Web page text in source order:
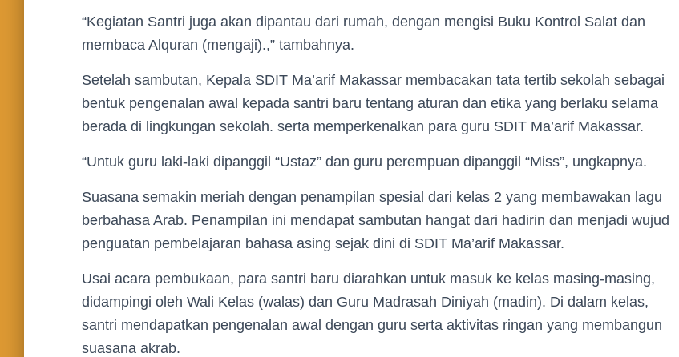
“Kegiatan Santri juga akan dipantau dari rumah, dengan mengisi Buku Kontrol Salat dan
membaca Alquran (mengaji).,” tambahnya.
Setelah sambutan, Kepala SDIT Ma’arif Makassar membacakan tata tertib sekolah sebagai
bentuk pengenalan awal kepada santri baru tentang aturan dan etika yang berlaku selama
berada di lingkungan sekolah. serta memperkenalkan para guru SDIT Ma’arif Makassar.
“Untuk guru laki-laki dipanggil “Ustaz” dan guru perempuan dipanggil “Miss”, ungkapnya.
Suasana semakin meriah dengan penampilan spesial dari kelas 2 yang membawakan lagu
berbahasa Arab. Penampilan ini mendapat sambutan hangat dari hadirin dan menjadi wujud
penguatan pembelajaran bahasa asing sejak dini di SDIT Ma’arif Makassar.
Usai acara pembukaan, para santri baru diarahkan untuk masuk ke kelas masing-masing,
didampingi oleh Wali Kelas (walas) dan Guru Madrasah Diniyah (madin). Di dalam kelas,
santri mendapatkan pengenalan awal dengan guru serta aktivitas ringan yang membangun
suasana akrab.